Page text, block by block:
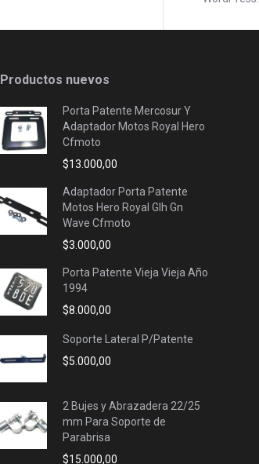
Productos nuevos
Porta Patente Mercosur Y
Adaptador Motos Royal Hero
Cfmoto
$13.000,00
Adaptador Porta Patente
Motos Hero Royal Glh Gn
Wave Cfmoto
$3.000,00
Porta Patente Vieja Vieja Año
1994
$8.000,00
Soporte Lateral P/Patente
$5.000,00
2 Bujes y Abrazadera 22/25
mm Para Soporte de
Parabrisa
$15.000,00